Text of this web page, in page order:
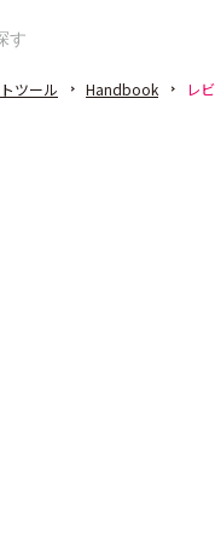
ツール Handbook レ